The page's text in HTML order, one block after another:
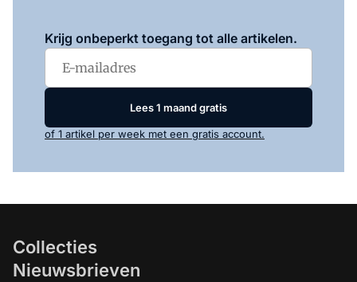
Krijg onbeperkt toegang tot alle artikelen.
Lees 1 maand gratis
of 1 artikel per week met een gratis account.
Collecties
Nieuwsbrieven